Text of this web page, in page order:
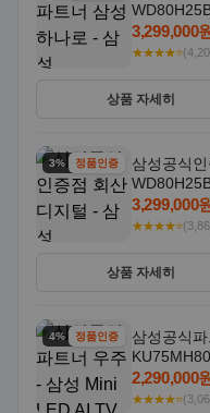
18kg 26년
3,299,000
★★★★⭐
상품 자세히
3% 할인정품인증
삼성공식
18kg 26년
3,299,000
★★★★⭐
상품 자세히
4% 할인정품인증
삼성공식
2,290,000
★★★★⭐